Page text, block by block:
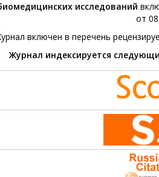
исследований
от
включен в перечень
Журнал индексируется